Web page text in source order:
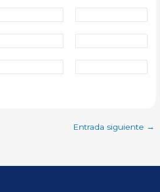
Entrada siguiente →